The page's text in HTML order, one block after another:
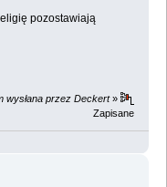
pozostawiają
wysłana przez Deckert»
Zapisane